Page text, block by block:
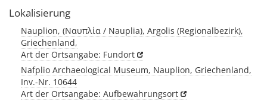
Lokalisierung
Nauplion, (Ναυπλία / Nauplia), Argolis (Regionalbezirk),
Griechenland,
Art der Ortsangabe: Fundort
Nafplio Archaeological Museum, Nauplion, Griechenland,
Inv.-Nr. 10644
Art der Ortsangabe: Aufbewahrungsort